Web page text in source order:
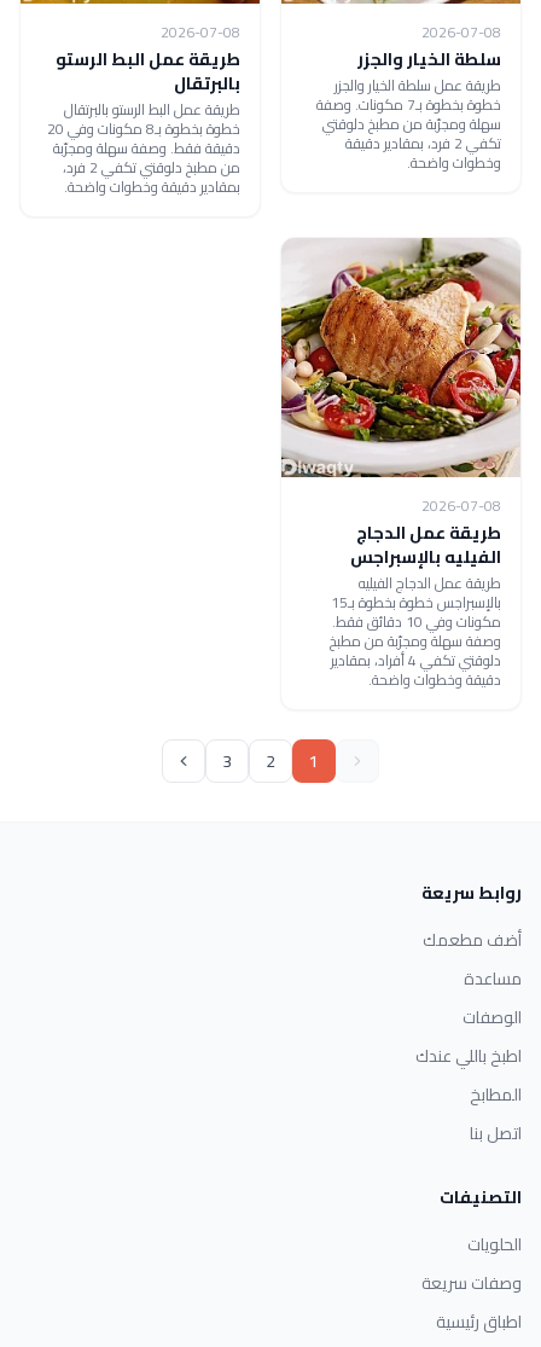
2026-07-08
سلطة الخيار والجزر
طريقة عمل سلطة الخيار والجزر
خطوة بخطوة بـ7 مكونات. وصفة
سهلة ومجرّبة من مطبخ دلوقتي
تكفي 2 فرد، بمقادير دقيقة
وخطوات واضحة.
2026-07-08
طريقة عمل البط الرستو
بالبرتقال
طريقة عمل البط الرستو بالبرتقال
خطوة بخطوة بـ8 مكونات وفي 20
دقيقة فقط. وصفة سهلة ومجرّبة
من مطبخ دلوقتي تكفي 2 فرد،
بمقادير دقيقة وخطوات واضحة.
2026-07-08
طريقة عمل الدجاج
الفيليه بالإسبراجس
طريقة عمل الدجاج الفيليه
بالإسبراجس خطوة بخطوة بـ15
مكونات وفي 10 دقائق فقط.
وصفة سهلة ومجرّبة من مطبخ
دلوقتي تكفي 4 أفراد، بمقادير
دقيقة وخطوات واضحة.
1
2
3
روابط سريعة
أضف مطعمك
مساعدة
الوصفات
اطبخ باللي عندك
المطابخ
اتصل بنا
التصنيفات
الحلويات
وصفات سريعة
اطباق رئيسية